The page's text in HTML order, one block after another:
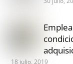
18 julio, 2019